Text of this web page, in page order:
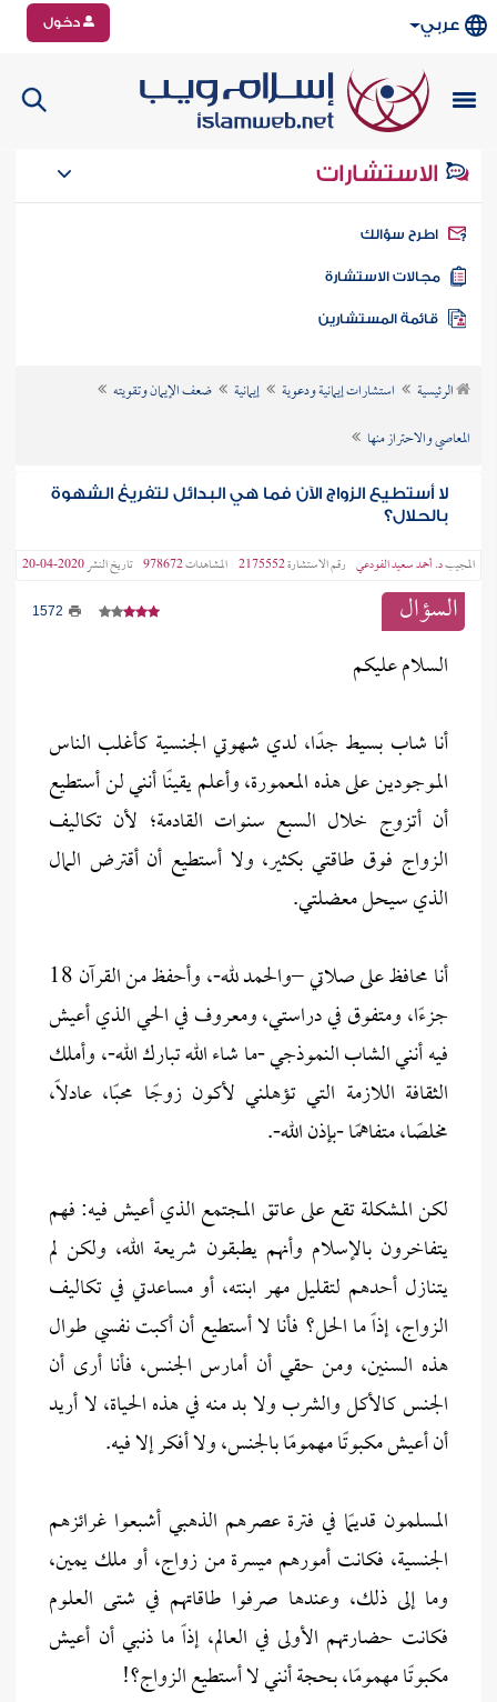
عربي دخول
الاستشارات
سؤالك
الاستشارة
الرئيسية استشارات إيمانية ودعوية إيمانية
ضعف الإيمان وتقويته
المعاصي والاحتراز منها
لا أستطيع الزواج الآن فما هي البدائل لتفريغ الشهوة
بالحلال؟
المجيبد. أحمد سعيد الفودعي رقم الاستشارة2175552 المشاهدات978672 تاريخ النشر2020-04-20
السؤال 1572
السلام عليكم
أنا شاب بسيط جدًا، لدي شهوتي الجنسية كأغلب الناس
الموجودين على هذه المعمورة، وأعلم يقينًا أنني لن أستطيع
أن أتزوج خلال السبع سنوات القادمة؛ لأن تكاليف
الزواج فوق طاقتي بكثير، ولا أستطيع أن أقترض المال
الذي سيحل معضلتي.
أنا محافظ على صلاتي –والحمد لله-، وأحفظ من القرآن 18
جزءًا، ومتفوق في دراستي، ومعروف في الحي الذي أعيش
فيه أنني الشاب النموذجي -ما شاء الله تبارك الله-، وأملك
الثقافة اللازمة التي تؤهلني لأكون زوجًا محبًا، عادلاً،
مخلصًا، متفاهمًا -بإذن الله-.
لكن المشكلة تقع على عاتق المجتمع الذي أعيش فيه: فهم
يتفاخرون بالإسلام وأنهم يطبقون شريعة الله، ولكن لم
يتنازل أحدهم لتقليل مهر ابنته، أو مساعدتي في تكاليف
الزواج، إذاً ما الحل؟ فأنا لا أستطيع أن أكبت نفسي طوال
هذه السنين، ومن حقي أن أمارس الجنس، فأنا أرى أن
الجنس كالأكل والشرب ولا بد منه في هذه الحياة، لا أريد
أن أعيش مكبوتًا مهمومًا بالجنس، ولا أفكر إلا فيه.
المسلمون قديمًا في فترة عصرهم الذهبي أشبعوا غرائزهم
الجنسية، فكانت أمورهم ميسرة من زواج، أو ملك يمين،
وما إلى ذلك، وعندها صرفوا طاقاتهم في شتى العلوم
فكانت حضارتهم الأولى في العالم، إذاً ما ذنبي أن أعيش
مكبوتًا مهمومًا، بحجة أنني لا أستطيع الزواج؟!